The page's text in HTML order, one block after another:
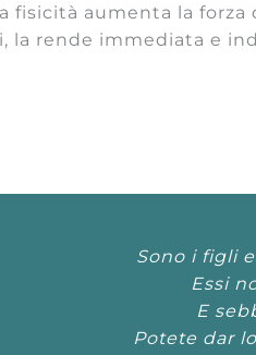
fisicità aumenta la forza
la rende immediata e
Sono i figli
Essi
E
Potete dar